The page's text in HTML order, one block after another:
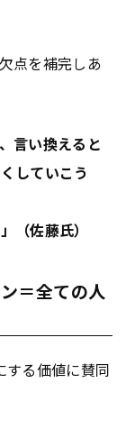
点を補完しあ
言い換えると
していこう
（佐藤氏）
＝全ての人
する価値に賛同